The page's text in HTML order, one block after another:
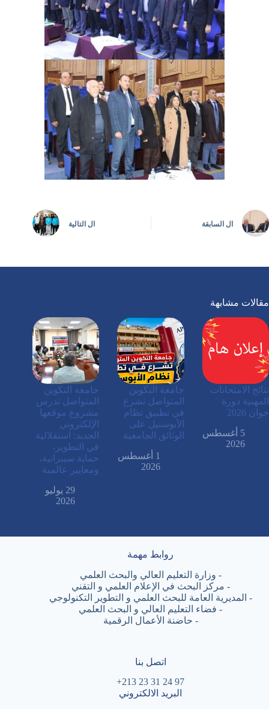
ال السابقة ال التالية
مقالات مشابهة
نتائج الامتحانات
المهنية دورة
جوان 2026
5 أغسطس
2026
جامعة التكوين
المتواصل تشرع
في تطبيق نظام
الأبوستيل على
الوثائق الجامعية
1 أغسطس
2026
جامعة التكوين
المتواصل تدرس
مشروع موقعها
الإلكتروني
الجديد: استقلالية
في التطوير،
حماية سيبرانية،
ومعايير عالمية
29 يوليو
2026
روابط مهمة
- وزارة التعليم العالي والبحث العلمي
- مركز البحث في الإعلام العلمي و التقني
- المديرية العامة للبحث العلمي و التطوير التكنولوجي
- فضاء التعليم العالي و البحث العلمي
- حاضنة الأعمال الرقمية
اتصل بنا
97 24 31 23 213+
البريد الالكتروني